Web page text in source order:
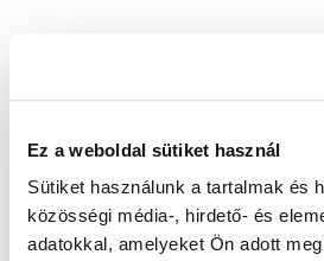
Ez a weboldal sütiket használ
Sütiket használunk a tartalmak és
közösségi média-, hirdető- és
adatokkal, amelyeket Ön adott